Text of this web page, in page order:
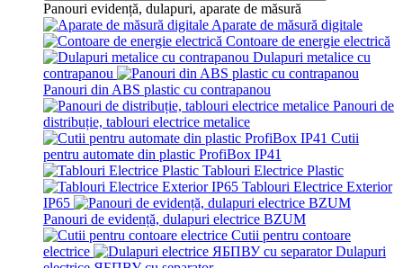
Panouri evidență, dulapuri, aparate de măsură
Aparate de măsură digitale
Contoare de energie electrică
Dulapuri metalice cu
contrapanou
Panouri din ABS plastic cu contrapanou
Panouri de
distribuție, tablouri electrice metalice
Cutii
pentru automate din plastic ProfiBox IP41
Tablouri Electrice Plastic
Tablouri Electrice Exterior
IP65
Panouri de evidență, dulapuri electrice BZUM
Cutii pentru contoare
electrice
Dulapuri